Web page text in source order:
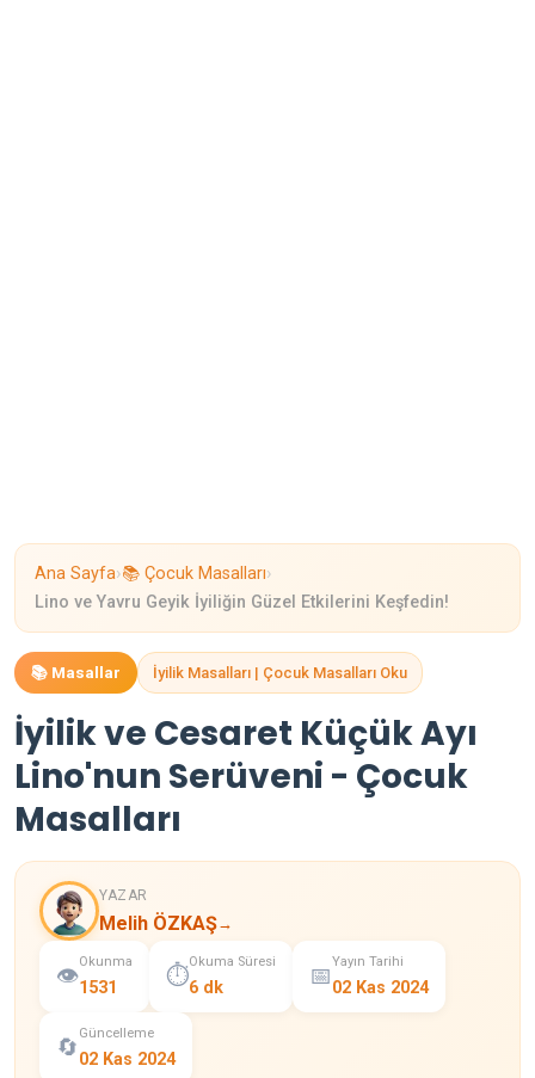
Ana Sayfa›📚 Çocuk Masalları›
Lino ve Yavru Geyik İyiliğin Güzel Etkilerini Keşfedin!
📚 Masallar İyilik Masalları | Çocuk Masalları Oku
İyilik ve Cesaret Küçük Ayı
Lino'nun Serüveni - Çocuk
Masalları
YAZAR
Melih ÖZKAŞ→
👁️
Okunma
1531 ⏱️
Okuma Süresi
6 dk 📅
Yayın Tarihi
02 Kas 2024
🔄
Güncelleme
02 Kas 2024